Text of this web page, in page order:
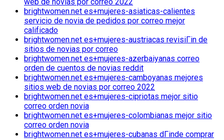
brightwomen.net es+mujeres-asiaticas-calientes
servicio de novia de pedidos por correo mejor
calificado
brightwomen.net es+mujeres-austriacas revisiГіn de
sitios de novias por correo
brightwomen.net es+mujeres-azerbaiyanas correo
orden de cuentos de novias reddit
brightwomen.net es+mujeres-camboyanas mejores
sitios web de novias por correo 2022
brightwomen.net es+mujeres-cipriotas mejor sitio
correo orden novia
brightwomen.net es+mujeres-colombianas mejor sitio
correo orden novia
brightwomen.net es+mujeres-cubanas dГіnde comprar